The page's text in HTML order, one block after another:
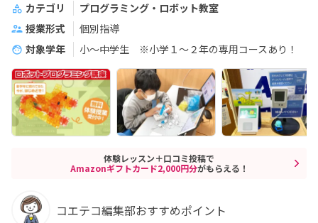
カテゴリ
プログラミング・ロボット教室
授業形式
個別指導
対象学年
小～中学生 ※小学１～２年の専用コースあり！
体験レッスン＋口コミ投稿で
Amazonギフトカード2,000円分がもらえる！
コエテコ編集部おすすめポイント